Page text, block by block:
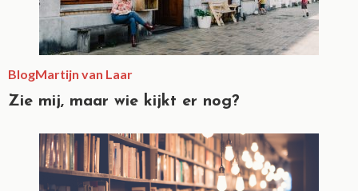
BlogMartijn van Laar
Zie mij, maar wie kijkt er nog?